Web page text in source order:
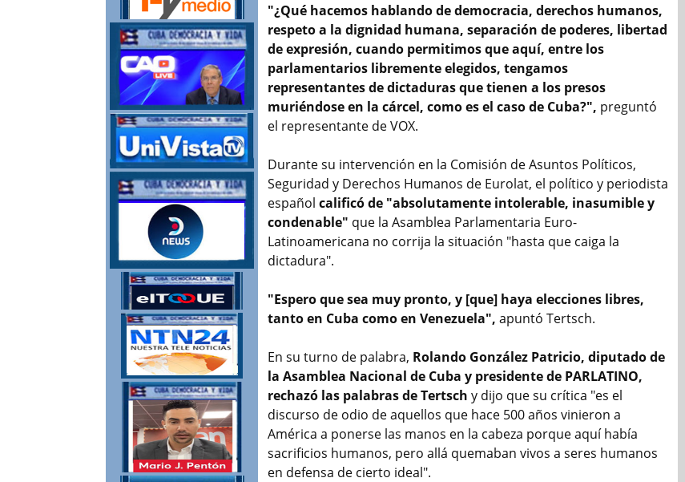
"¿Qué hacemos hablando de democracia, derechos humanos,
respeto a la dignidad humana, separación de poderes, libertad
de expresión, cuando permitimos que aquí, entre los
parlamentarios libremente elegidos, tengamos
representantes de dictaduras que tienen a los presos
muriéndose en la cárcel, como es el caso de Cuba?", preguntó
el representante de VOX.
Durante su intervención en la Comisión de Asuntos Políticos,
Seguridad y Derechos Humanos de Eurolat, el político y periodista
español calificó de "absolutamente intolerable, inasumible y
condenable" que la Asamblea Parlamentaria Euro-
Latinoamericana no corrija la situación "hasta que caiga la
dictadura".
"Espero que sea muy pronto, y [que] haya elecciones libres,
tanto en Cuba como en Venezuela", apuntó Tertsch.
En su turno de palabra, Rolando González Patricio, diputado de
la Asamblea Nacional de Cuba y presidente de PARLATINO,
rechazó las palabras de Tertsch y dijo que su crítica "es el
discurso de odio de aquellos que hace 500 años vinieron a
América a ponerse las manos en la cabeza porque aquí había
sacrificios humanos, pero allá quemaban vivos a seres humanos
en defensa de cierto ideal".